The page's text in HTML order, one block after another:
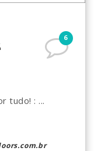
6
tudo! : ...